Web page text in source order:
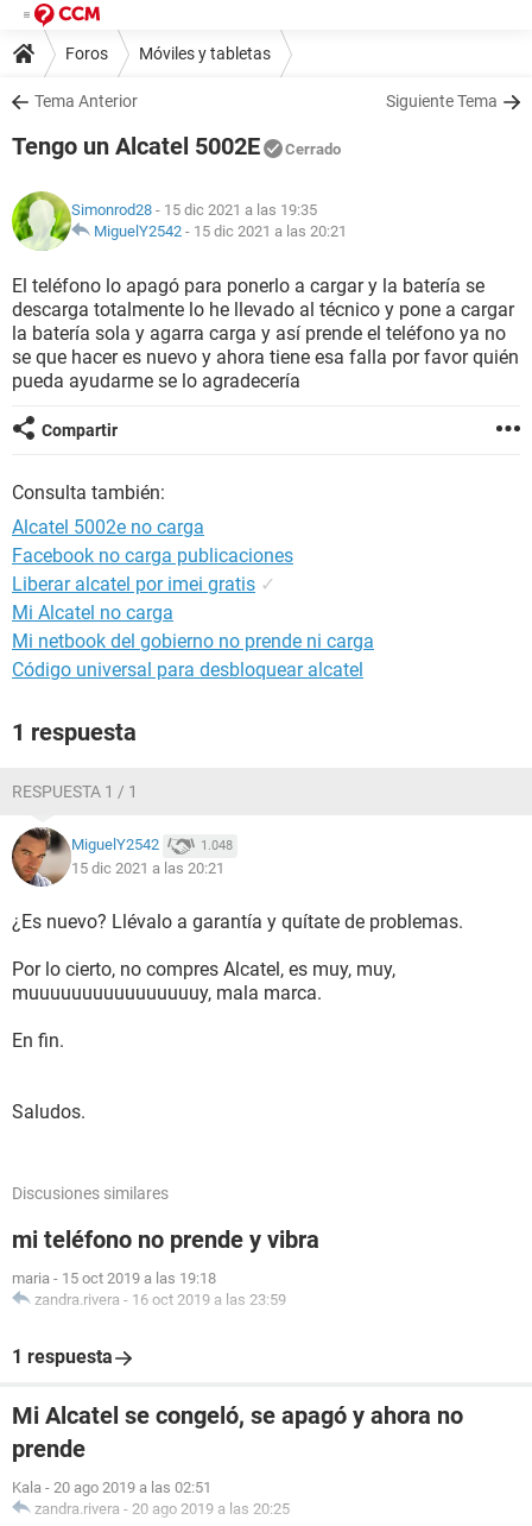
Foros Móviles y tabletas
Tema Anterior Siguiente Tema
Tengo un Alcatel 5002E Cerrado
Simonrod28 - 15 dic 2021 a las 19:35
MiguelY2542 - 15 dic 2021 a las 20:21
El teléfono lo apagó para ponerlo a cargar y la batería se
descarga totalmente lo he llevado al técnico y pone a cargar
la batería sola y agarra carga y así prende el teléfono ya no
se que hacer es nuevo y ahora tiene esa falla por favor quién
pueda ayudarme se lo agradecería
Compartir
Consulta también:
Alcatel 5002e no carga
Facebook no carga publicaciones
Liberar alcatel por imei gratis ✓
Mi Alcatel no carga
Mi netbook del gobierno no prende ni carga
Código universal para desbloquear alcatel
1 respuesta
RESPUESTA 1 / 1
MiguelY2542 1.048
15 dic 2021 a las 20:21
¿Es nuevo? Llévalo a garantía y quítate de problemas.
Por lo cierto, no compres Alcatel, es muy, muy,
muuuuuuuuuuuuuuuuy, mala marca.
En fin.
Saludos.
Discusiones similares
mi teléfono no prende y vibra
maria - 15 oct 2019 a las 19:18
zandra.rivera - 16 oct 2019 a las 23:59
1 respuesta
Mi Alcatel se congeló, se apagó y ahora no
prende
Kala - 20 ago 2019 a las 02:51
zandra.rivera - 20 ago 2019 a las 20:25